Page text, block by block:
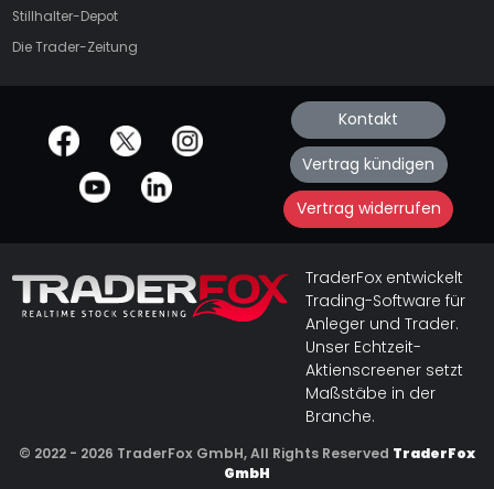
Stillhalter-Depot
Die Trader-Zeitung
offizielle Social Media-Accounts Kontakt
Vertrag kündigen
Vertrag widerrufen
TraderFox entwickelt
Trading-Software für
Anleger und Trader.
Unser Echtzeit-
Aktienscreener setzt
Maßstäbe in der
Branche.
© 2022 - 2026 TraderFox GmbH, All Rights Reserved TraderFox
GmbH